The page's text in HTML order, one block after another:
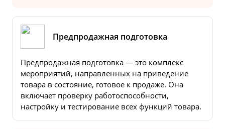
Предпродажная подготовка
Предпродажная подготовка — это комплекс
мероприятий, направленных на приведение
товара в состояние, готовое к продаже. Она
включает проверку работоспособности,
настройку и тестирование всех функций товара.